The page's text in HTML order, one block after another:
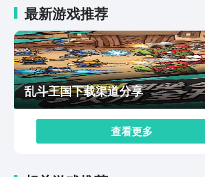
最新游戏推荐
乱斗王国下载渠道分享
查看更多